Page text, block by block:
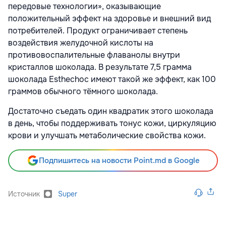
передовые технологии», оказывающие
положительный эффект на здоровье и внешний вид
потребителей. Продукт ограничивает степень
воздействия желудочной кислоты на
противовоспалительные флаванолы внутри
кристаллов шоколада. В результате 7,5 грамма
шоколада Esthechoc имеют такой же эффект, как 100
граммов обычного тёмного шоколада.
Достаточно съедать один квадратик этого шоколада
в день, чтобы поддерживать тонус кожи, циркуляцию
крови и улучшать метаболические свойства кожи.
Подпишитесь на новости Point.md в Google
Источник Super